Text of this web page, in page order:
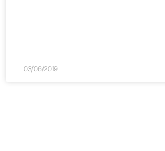
03/06/2019